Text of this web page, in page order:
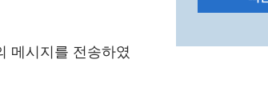
메시지를 전송하였